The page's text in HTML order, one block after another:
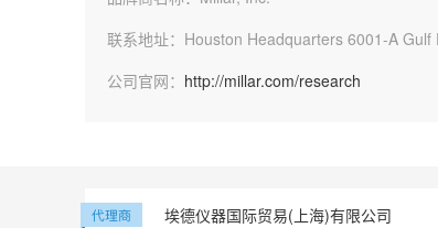
联系地址： Houston Headquarters 6001-A
公司官网： http://millar.com/research
埃德仪器国际贸易(上海)有限公司